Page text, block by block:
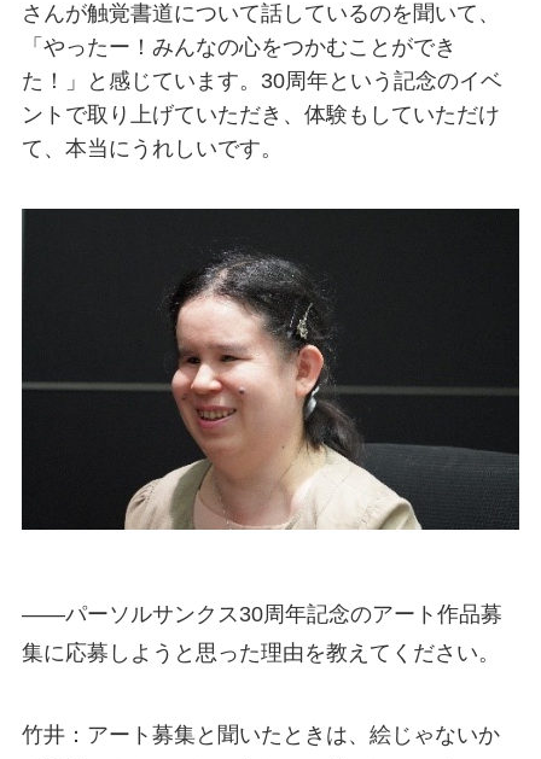
さんが触覚書道について話しているのを聞いて、
「やったー！みんなの心をつかむことができ
た！」と感じています。30周年という記念のイベ
ントで取り上げていただき、体験もしていただけ
て、本当にうれしいです。
――パーソルサンクス30周年記念のアート作品募
集に応募しようと思った理由を教えてください。
竹井：アート募集と聞いたときは、絵じゃないか